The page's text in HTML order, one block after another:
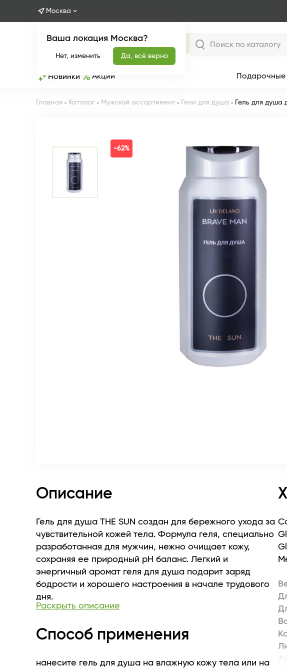
Москва
Ваша локация Москва?
Нет, изменить Да, всё верно
Новинки Акции Подарочные
Главная Каталог Мужской ассортимент Гели для душа Гель для душа
-62%
Описание
Гель для душа THE SUN создан для бережного ухода за
чувствительной кожей тела. Формула геля, специально
разработанная для мужчин, нежно очищает кожу,
сохраняя ее природный рН баланс. Легкий и
энергичный аромат геля для душа подарит заряд
бодрости и хорошего настроения в начале трудового
дня.
Экстракт Алоэ Вера смягчает и увлажняет кожу,
шелушений, сухости и раздражения. Обладает
противомикробным свойствами.
Раскрыть описание
Способ применения
нанесите гель для душа на влажную кожу тела или на